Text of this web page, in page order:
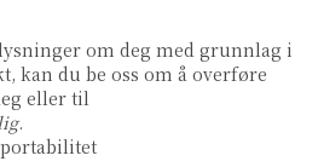
om deg med grunnlag i
kan du be oss om å overføre
eller til
.